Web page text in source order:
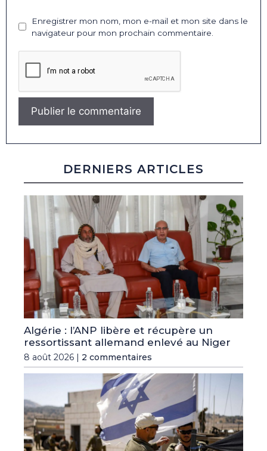
Enregistrer mon nom, mon e-mail et mon site dans le
navigateur pour mon prochain commentaire.
DERNIERS ARTICLES
Algérie : l’ANP libère et récupère un
ressortissant allemand enlevé au Niger
8 août 2026 | 2 commentaires